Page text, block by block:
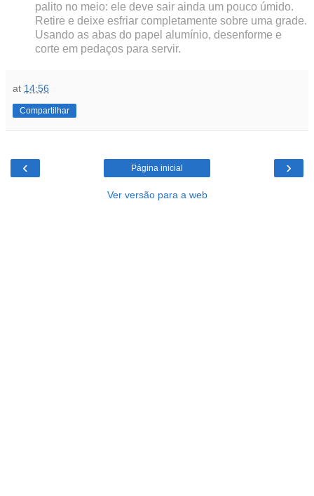
palito no meio: ele deve sair ainda um pouco úmido.
Retire e deixe esfriar completamente sobre uma grade.
Usando as abas do papel alumínio, desenforme e
corte em pedaços para servir.
at 14:56
Compartilhar
‹ ›
Página inicial
Ver versão para a web